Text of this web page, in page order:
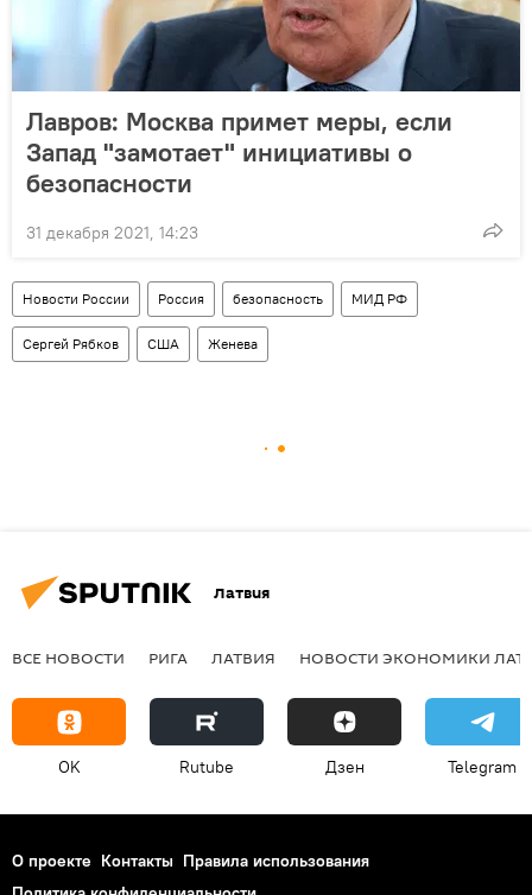
Лавров: Москва примет меры, если
Запад "замотает" инициативы о
безопасности
31 декабря 2021, 14:23
Новости России Россия безопасность МИД РФ
Сергей Рябков США Женева
Латвия
ВСЕ НОВОСТИ РИГА ЛАТВИЯ НОВОСТИ ЭКОНОМИКИ
OK Rutube Дзен Telegram
О проекте Контакты Правила использования